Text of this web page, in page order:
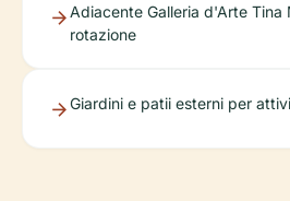
Adiacente Galleria d'Arte Tina
rotazione
Giardini e patii esterni per